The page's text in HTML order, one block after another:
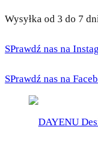
Wysyłka od 3 do 7
SPrawdź nas na
SPrawdź nas na